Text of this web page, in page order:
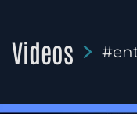
Videos